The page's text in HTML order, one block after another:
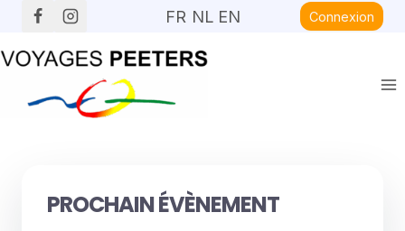
contenu
FR NL EN Connexion
PROCHAIN ÉVÈNEMENT